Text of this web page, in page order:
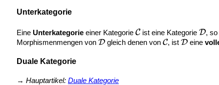
Unterkategorie
Eine Unterkategorieeiner Kategorie ist eine Kategorie
,
Morphismenmengen von
gleich denen von , ist eine
Duale Kategorie
→ Hauptartikel: Duale Kategorie